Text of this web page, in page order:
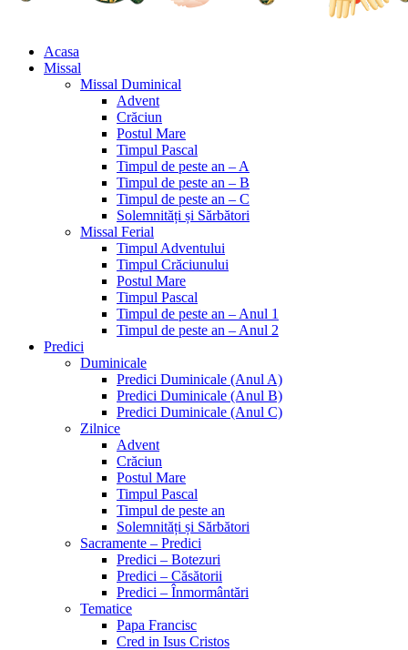
Acasa
Missal
Missal Duminical
Advent
Crăciun
Postul Mare
Timpul Pascal
Timpul de peste an – A
Timpul de peste an – B
Timpul de peste an – C
Solemnități și Sărbători
Missal Ferial
Timpul Adventului
Timpul Crăciunului
Postul Mare
Timpul Pascal
Timpul de peste an – Anul 1
Timpul de peste an – Anul 2
Predici
Duminicale
Predici Duminicale (Anul A)
Predici Duminicale (Anul B)
Predici Duminicale (Anul C)
Zilnice
Advent
Crăciun
Postul Mare
Timpul Pascal
Timpul de peste an
Solemnități și Sărbători
Sacramente – Predici
Predici – Botezuri
Predici – Căsătorii
Predici – Înmormântări
Tematice
Papa Francisc
Cred in Isus Cristos